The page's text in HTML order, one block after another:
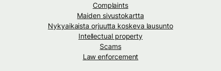
Complaints
Maiden sivustokartta
Nykyaikaista orjuutta koskeva lausunto
Intellectual property
Scams
Law enforcement